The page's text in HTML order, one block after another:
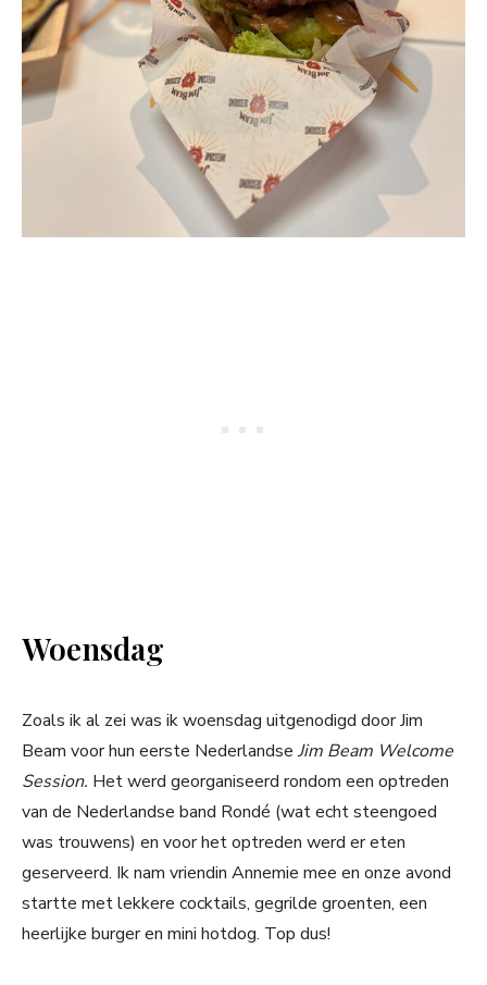
Woensdag
Zoals ik al zei was ik woensdag uitgenodigd door Jim
Beam voor hun eerste Nederlandse Jim Beam Welcome
Session. Het werd georganiseerd rondom een optreden
van de Nederlandse band Rondé (wat echt steengoed
was trouwens) en voor het optreden werd er eten
geserveerd. Ik nam vriendin Annemie mee en onze avond
startte met lekkere cocktails, gegrilde groenten, een
heerlijke burger en mini hotdog. Top dus!